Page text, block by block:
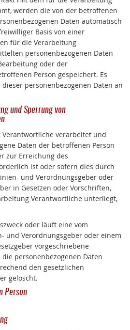
werden die von der betroffenen
Daten automatisch
Basis von einer
für die Verarbeitung
personenbezogenen Daten
oder der
Person gespeichert. Es
personenbezogenen Daten an
und Sperrung von
verarbeitet und
Daten der betroffenen Person
zur Erreichung des
ist oder sofern dies durch
und Verordnungsgeber oder
in Gesetzen oder Vorschriften,
Verantwortliche unterliegt,
oder läuft eine vom
und Verordnungsgeber oder einem
vorgeschriebene
personenbezogenen Daten
den gesetzlichen
gelöscht.
Person